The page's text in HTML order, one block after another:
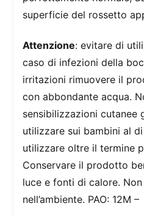
superficie del rossetto
Attenzione: evitare di
caso di infezioni della
irritazioni rimuovere il
con abbondante acqua.
sensibilizzazioni cutanee
utilizzare sui bambini al
utilizzare oltre il termine
Conservare il prodotto
luce e fonti di calore.
nell’ambiente. PAO: 12M –